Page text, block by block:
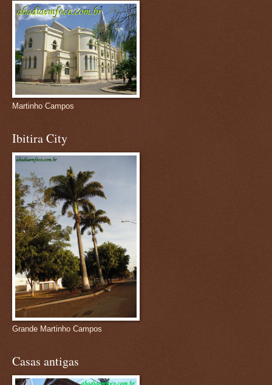
Martinho Campos
Ibitira City
Grande Martinho Campos
Casas antigas